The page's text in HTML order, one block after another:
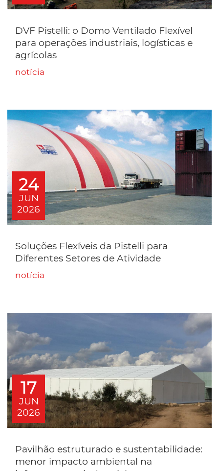
DVF Pistelli: o Domo Ventilado Flexível
para operações industriais, logísticas e
agrícolas
notícia
24
JUN
2026
Soluções Flexíveis da Pistelli para
Diferentes Setores de Atividade
notícia
17
JUN
2026
Pavilhão estruturado e sustentabilidade:
menor impacto ambiental na